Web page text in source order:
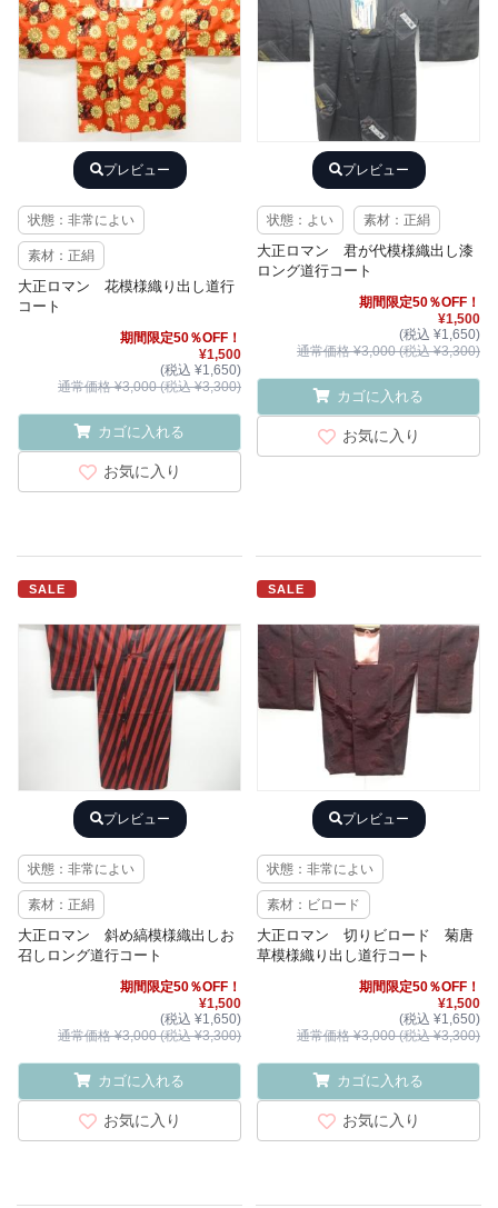
プレビュー
状態：非常によい
素材：正絹
大正ロマン 花模様織り出し道行
コート
期間限定50％OFF！
¥1,500
(税込 ¥1,650)
通常価格 ¥3,000 (税込 ¥3,300)
カゴに入れる
お気に入り
プレビュー
状態：よい 素材：正絹
大正ロマン 君が代模様織出し漆
ロング道行コート
期間限定50％OFF！
¥1,500
(税込 ¥1,650)
通常価格 ¥3,000 (税込 ¥3,300)
カゴに入れる
お気に入り
SALE
プレビュー
状態：非常によい
素材：正絹
大正ロマン 斜め縞模様織出しお
召しロング道行コート
期間限定50％OFF！
¥1,500
(税込 ¥1,650)
通常価格 ¥3,000 (税込 ¥3,300)
カゴに入れる
お気に入り
SALE
プレビュー
状態：非常によい
素材：ビロード
大正ロマン 切りビロード 菊唐
草模様織り出し道行コート
期間限定50％OFF！
¥1,500
(税込 ¥1,650)
通常価格 ¥3,000 (税込 ¥3,300)
カゴに入れる
お気に入り